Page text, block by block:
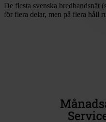
De flesta svenska bredbandsnät
för flera delar, men på flera håll